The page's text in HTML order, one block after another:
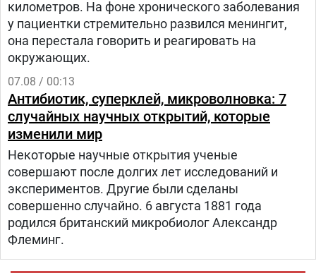
километров. На фоне хронического заболевания
у пациентки стремительно развился менингит,
она перестала говорить и реагировать на
окружающих.
07.08 / 00:13
Антибиотик, суперклей, микроволновка: 7
случайных научных открытий, которые
изменили мир
Некоторые научные открытия ученые
совершают после долгих лет исследований и
экспериментов. Другие были сделаны
совершенно случайно. 6 августа 1881 года
родился британский микробиолог Александр
Флеминг.